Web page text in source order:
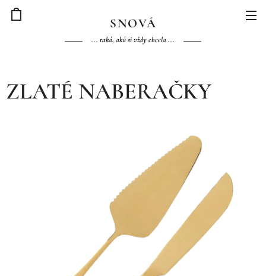
SNOVÁ
... taká, akú si vždy chcela ...
ZLATÉ NABERAČKY